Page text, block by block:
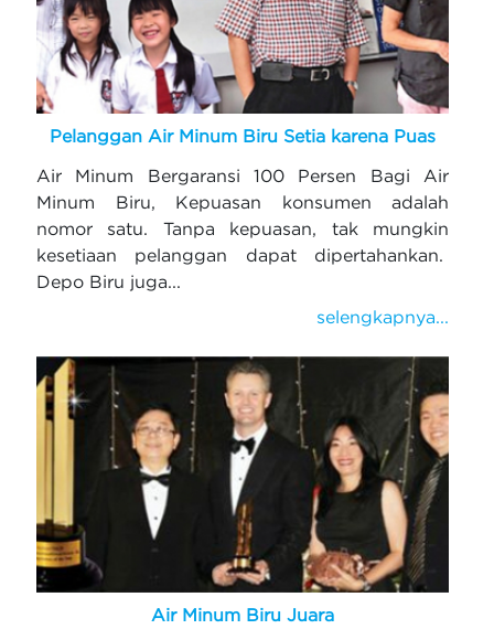
Pelanggan Air Minum Biru Setia karena Puas
Air Minum Bergaransi 100 Persen Bagi Air
Minum Biru, Kepuasan konsumen adalah
nomor satu. Tanpa kepuasan, tak mungkin
kesetiaan pelanggan dapat dipertahankan.
Depo Biru juga...
selengkapnya...
Air Minum Biru Juara